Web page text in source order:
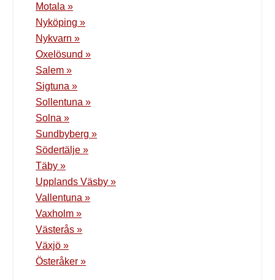
Motala »
Nyköping »
Nykvarn »
Oxelösund »
Salem »
Sigtuna »
Sollentuna »
Solna »
Sundbyberg »
Södertälje »
Täby »
Upplands Väsby »
Vallentuna »
Vaxholm »
Västerås »
Växjö »
Österåker »